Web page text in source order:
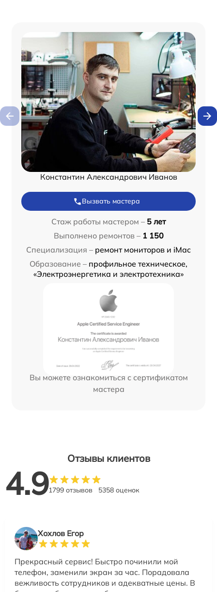
Константин Александрович Иванов
Вызвать мастера
Стаж работы мастером – 5 лет
Выполнено ремонтов – 1 150
Специализация – ремонт мониторов и iMac
Образование – профильное техническое,
«Электроэнергетика и электротехника»
Вы можете ознакомиться с сертификатом
мастера
Отзывы клиентов
4.91799 отзывов 5358 оценок
Хохлов Егор
Прекрасный сервис! Быстро починили мой
телефон, заменили экран за час. Порадовала
вежливость сотрудников и адекватные цены. В